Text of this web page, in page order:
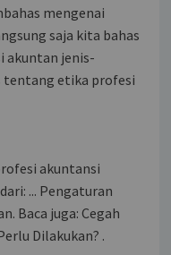
mengenai
saja kita bahas
akuntan jenis-
tentang etika profesi
akuntansi
... Pengaturan
Baca juga: Cegah
Dilakukan? .